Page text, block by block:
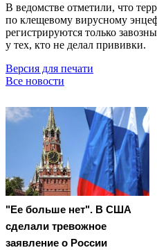
В ведомстве отметили, что
по клещевому вирусному
регистрируются только
у тех, кто не делал прививки.
Версия для печати
Все новости
"Ее больше нет". В США
сделали тревожное
заявление о России